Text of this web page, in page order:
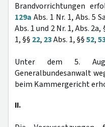
Brandvorrichtungen
129a Abs. 1 Nr. 1, Abs. 5
Abs. 1 und 2 Nr. 1, Abs. 2a,
1, §§ 22, 23Abs. 1, §§52,
Unter dem 5.
Generalbundesanwalt
beim Kammergericht
II.